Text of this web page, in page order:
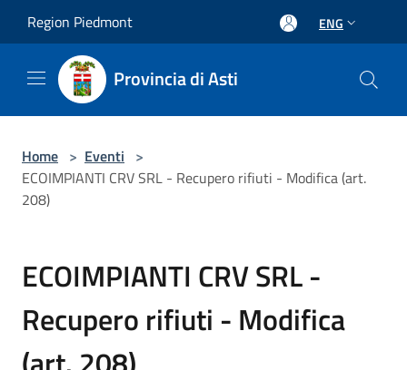
Region Piedmont ENG
Provincia di Asti
Home > Eventi >
ECOIMPIANTI CRV SRL - Recupero rifiuti - Modifica (art.
208)
ECOIMPIANTI CRV SRL -
Recupero rifiuti - Modifica